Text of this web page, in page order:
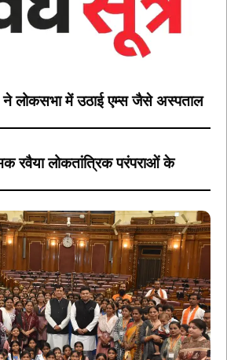
ने लोकसभा में उठाई एम्स जैसे अस्पताल
रवैया लोकतांत्रिक परंपराओं के